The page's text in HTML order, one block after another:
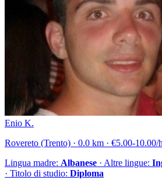
Enio K.
Rovereto (Trento) · 0.0 km · €5.00-
Lingua madre: Albanese · Altre lingue:
· Titolo di studio: Diploma